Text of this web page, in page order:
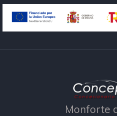
Monforte